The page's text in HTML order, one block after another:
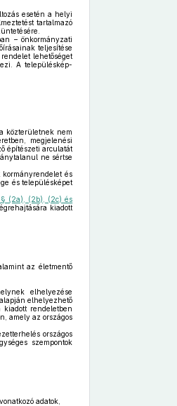
esetén a helyi
tartalmazó
– önkormányzati
teljesítése
lehetőséget
A településkép-
közterületnek nem
megjelenési
építészeti arculatát
ne sértse
és
és településképet
§ (2a), (2b), (2c) és
kiadott
az életmentő
elhelyezése
elhelyezhető
rendeletben
amely az országos
országos
szempontok
adatok,